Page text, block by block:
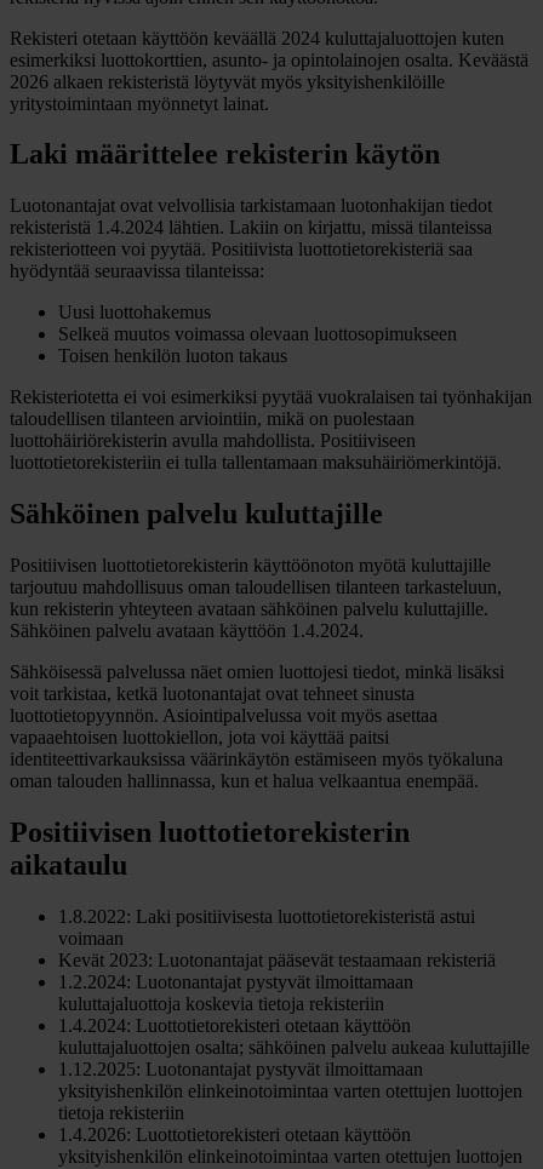
Rekisteri otetaan käyttöön keväällä 2024 kuluttajaluottojen kuten
esimerkiksi luottokorttien, asunto- ja opintolainojen osalta. Keväästä
2026 alkaen rekisteristä löytyvät myös yksityishenkilöille
yritystoimintaan myönnetyt lainat.
Laki määrittelee rekisterin käytön
Luotonantajat ovat velvollisia tarkistamaan luotonhakijan tiedot
rekisteristä 1.4.2024 lähtien. Lakiin on kirjattu, missä tilanteissa
rekisteriotteen voi pyytää. Positiivista luottotietorekisteriä saa
hyödyntää seuraavissa tilanteissa:
Uusi luottohakemus
Selkeä muutos voimassa olevaan luottosopimukseen
Toisen henkilön luoton takaus
Rekisteriotetta ei voi esimerkiksi pyytää vuokralaisen tai työnhakijan
taloudellisen tilanteen arviointiin, mikä on puolestaan
luottohäiriörekisterin avulla mahdollista. Positiiviseen
luottotietorekisteriin ei tulla tallentamaan maksuhäiriömerkintöjä.
Sähköinen palvelu kuluttajille
Positiivisen luottotietorekisterin käyttöönoton myötä kuluttajille
tarjoutuu mahdollisuus oman taloudellisen tilanteen tarkasteluun,
kun rekisterin yhteyteen avataan sähköinen palvelu kuluttajille.
Sähköinen palvelu avataan käyttöön 1.4.2024.
Sähköisessä palvelussa näet omien luottojesi tiedot, minkä lisäksi
voit tarkistaa, ketkä luotonantajat ovat tehneet sinusta
luottotietopyynnön. Asiointipalvelussa voit myös asettaa
vapaaehtoisen luottokiellon, jota voi käyttää paitsi
identiteettivarkauksissa väärinkäytön estämiseen myös työkaluna
oman talouden hallinnassa, kun et halua velkaantua enempää.
Positiivisen luottotietorekisterin
aikataulu
1.8.2022: Laki positiivisesta luottotietorekisteristä astui
voimaan
Kevät 2023: Luotonantajat pääsevät testaamaan rekisteriä
1.2.2024: Luotonantajat pystyvät ilmoittamaan
kuluttajaluottoja koskevia tietoja rekisteriin
1.4.2024: Luottotietorekisteri otetaan käyttöön
kuluttajaluottojen osalta; sähköinen palvelu aukeaa kuluttajille
1.12.2025: Luotonantajat pystyvät ilmoittamaan
yksityishenkilön elinkeinotoimintaa varten otettujen luottojen
tietoja rekisteriin
1.4.2026: Luottotietorekisteri otetaan käyttöön
yksityishenkilön elinkeinotoimintaa varten otettujen luottojen